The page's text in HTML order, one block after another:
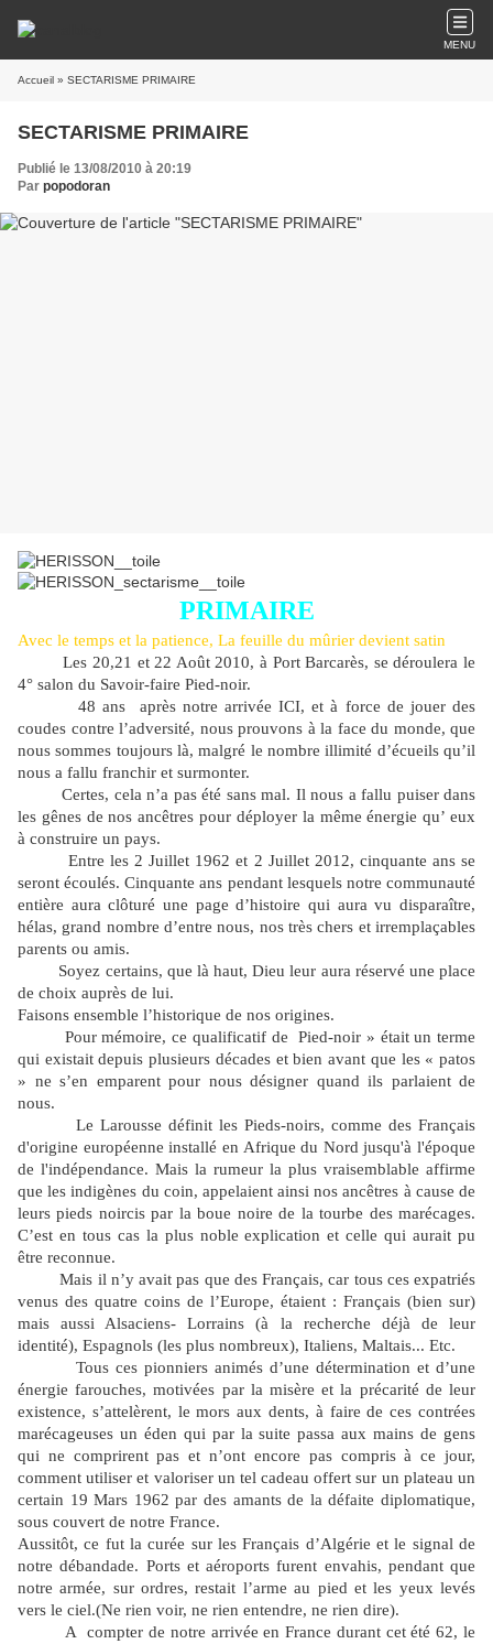
MENU
Accueil » SECTARISME PRIMAIRE
SECTARISME PRIMAIRE
Publié le 13/08/2010 à 20:19
Par popodoran
PRIMAIRE
Avec le temps et la patience, La feuille du mûrier devient satin
Les 20,21 et 22 Août 2010, à Port Barcarès, se déroulera le
4° salon du Savoir-faire Pied-noir.
48 ans
après notre arrivée ICI, et à force de jouer des
coudes contre l’adversité, nous prouvons à la face du monde, que
nous sommes toujours là, malgré le nombre illimité d’écueils qu’il
nous a fallu franchir et surmonter.
Certes, cela n’a pas été sans mal. Il nous a fallu puiser dans
les gênes de nos ancêtres pour déployer la même énergie qu’ eux
à construire un pays.
Entre les 2 Juillet 1962 et 2 Juillet 2012, cinquante ans se
seront écoulés. Cinquante ans pendant lesquels notre communauté
entière aura clôturé une page d’histoire qui aura vu disparaître,
hélas, grand nombre d’entre nous, nos très chers et irremplaçables
parents ou amis.
Soyez certains, que là haut, Dieu leur aura réservé une place
de choix auprès de lui.
Faisons ensemble l’historique de nos origines.
Pour mémoire, ce qualificatif de Pied-noir » était un terme
qui existait depuis plusieurs décades et bien avant que les « patos
» ne s’en emparent pour nous désigner quand ils parlaient de
nous.
Le Larousse définit les Pieds-noirs, comme des Français
d'origine européenne installé en Afrique du Nord jusqu'à l'époque
de l'indépendance. Mais la rumeur la plus vraisemblable affirme
que les indigènes du coin, appelaient ainsi nos ancêtres à cause de
leurs pieds noircis par la boue noire de la tourbe des marécages.
C’est en tous cas la plus noble explication et celle qui aurait pu
être reconnue.
Mais il n’y avait pas que des Français, car tous ces expatriés
venus des quatre coins de l’Europe, étaient : Français (bien sur)
mais aussi Alsaciens- Lorrains (à la recherche déjà de leur
identité), Espagnols (les plus nombreux), Italiens, Maltais... Etc.
Tous ces pionniers animés d’une détermination et d’une
énergie farouches, motivées par la misère et la précarité de leur
existence, s’attelèrent, le mors aux dents, à faire de ces contrées
marécageuses un éden qui par la suite passa aux mains de gens
qui ne comprirent pas et n’ont encore pas compris à ce jour,
comment utiliser et valoriser un tel cadeau offert sur un plateau un
certain 19 Mars 1962 par des amants de la défaite diplomatique,
sous couvert de notre France.
Aussitôt, ce fut la curée sur les Français d’Algérie et le signal de
notre débandade. Ports et aéroports furent envahis, pendant que
notre armée, sur ordres, restait l’arme au pied et les yeux levés
vers le ciel.(Ne rien voir, ne rien entendre, ne rien dire).
A
compter de notre arrivée en France durant cet été 62, le